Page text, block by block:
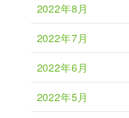
2022年8月
2022年7月
2022年6月
2022年5月